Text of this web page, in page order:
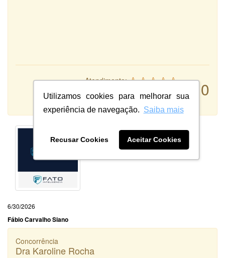
Utilizamos cookies para melhorar sua
experiência de navegação. Saiba mais
Recusar Cookies Aceitar Cookies
10
Atendimento:
Qualidade:
Sistema:
6/30/2026
Fábio Carvalho Siano
Concorrência
Dra Karoline Rocha